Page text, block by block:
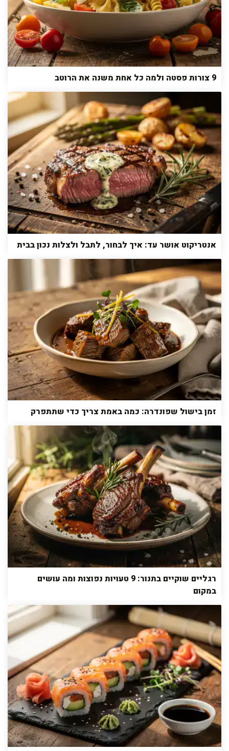
9 צורות פסטה ולמה כל אחת משנה את הרוטב
אנטריקוט אושר עד: איך לבחור, לתבל ולצלות נכון בבית
זמן בישול שפונדרה: כמה באמת צריך כדי שתתפרק
רגליים שוקיים בתנור: 9 טעויות נפוצות ומה עושים
במקום